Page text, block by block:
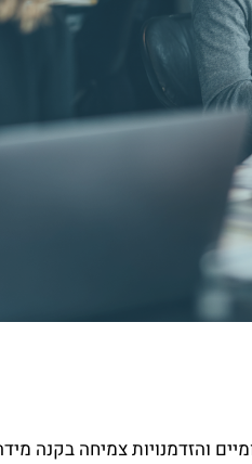
והזדמנויות צמיחה בקנה